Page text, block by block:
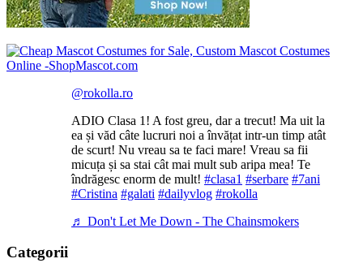
@rokolla.ro
ADIO Clasa 1! A fost greu, dar a trecut! Ma uit la
ea și văd câte lucruri noi a învățat intr-un timp atât
de scurt! Nu vreau sa te faci mare! Vreau sa fii
micuța și sa stai cât mai mult sub aripa mea! Te
îndrăgesc enorm de mult! #clasa1 #serbare #7ani
#Cristina #galati #dailyvlog #rokolla
♬ Don't Let Me Down - The Chainsmokers
Categorii